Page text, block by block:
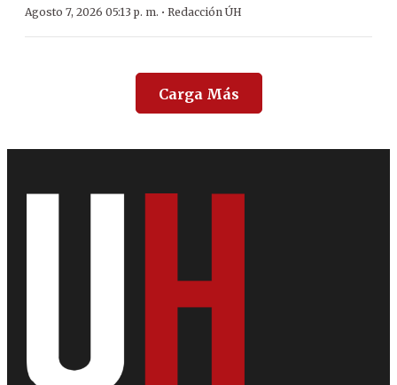
Agosto 7, 2026 05:13 p. m. · Redacción ÚH
Carga Más